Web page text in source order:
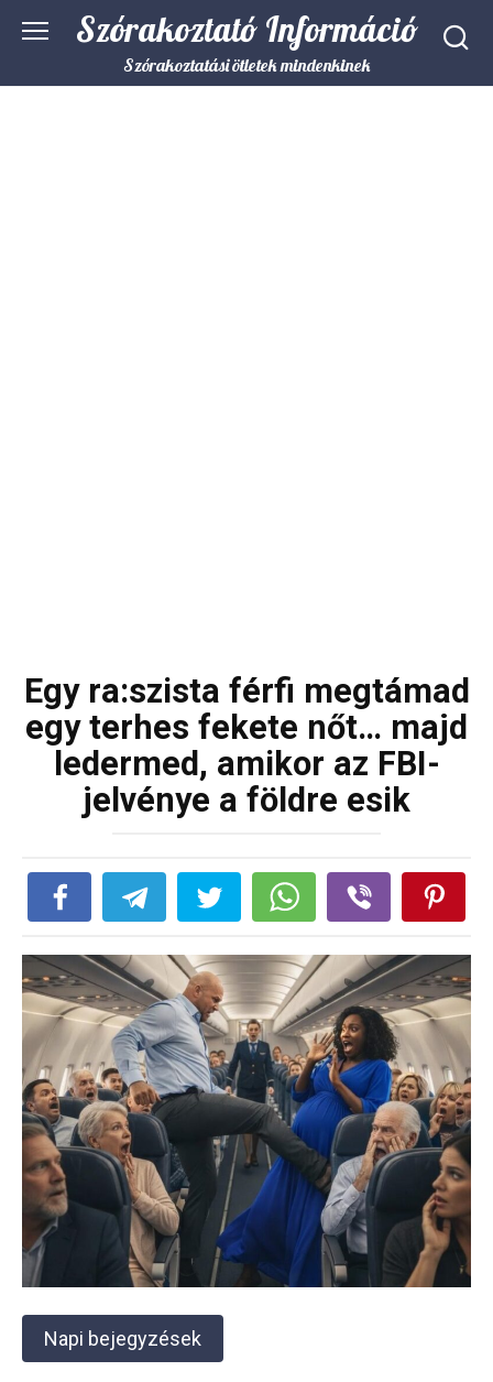
Szórakoztató Információ
Szórakoztatási ötletek mindenkinek
Egy ra:szista férfi megtámad
egy terhes fekete nőt… majd
ledermed, amikor az FBI-
jelvénye a földre esik
Napi bejegyzések